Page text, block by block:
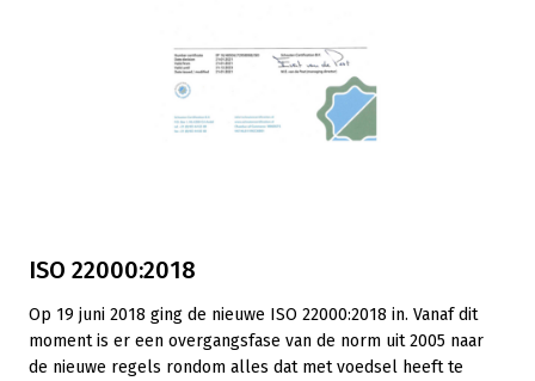
ISO 22000:2018
Op 19 juni 2018 ging de nieuwe ISO 22000:2018 in. Vanaf dit
moment is er een overgangsfase van de norm uit 2005 naar
de nieuwe regels rondom alles dat met voedsel heeft te